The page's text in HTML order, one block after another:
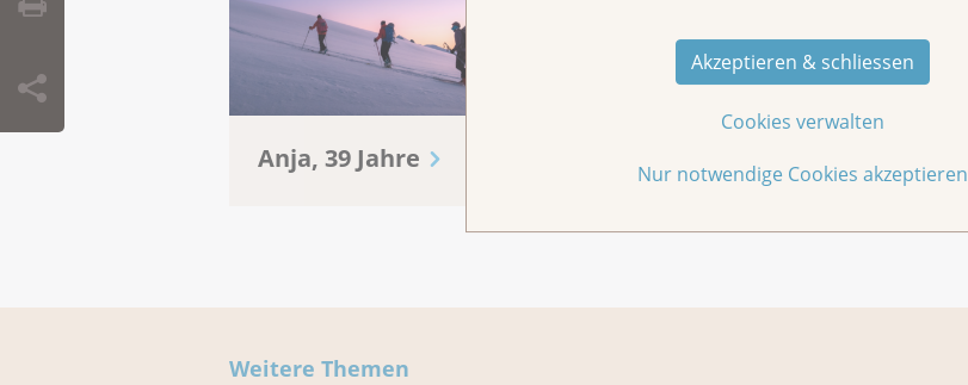
Akzeptieren & schliessen
Cookies verwalten
Nur notwendige Cookies akzeptieren
Anja, 39 Jahre Claudia Polar
Weitere Themen